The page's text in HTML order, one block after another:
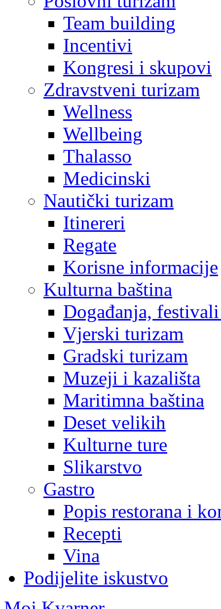
Team building
Incentivi
Kongresi i skupovi
Zdravstveni turizam
Wellness
Wellbeing
Thalasso
Medicinski
Nautički turizam
Itinereri
Regate
Korisne informacije
Kulturna baština
Događanja,
Vjerski turizam
Gradski turizam
Muzeji i kazališta
Maritimna baština
Deset velikih
Kulturne ture
Slikarstvo
Gastro
Popis restorana i
Recepti
Vina
Podijelite iskustvo